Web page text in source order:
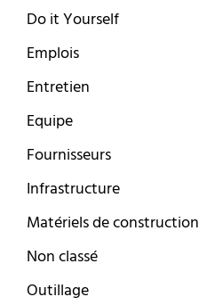
Do it Yourself
Emplois
Entretien
Equipe
Fournisseurs
Infrastructure
Matériels de construction
Non classé
Outillage